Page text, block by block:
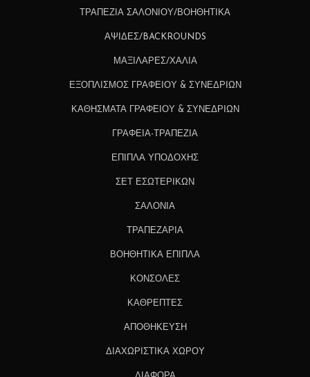
ΤΡΑΠΕΖΙΑ ΣΑΛΟΝΙΟΥ/ΒΟΗΘΗΤΙΚΑ
ΑΨΙΔΕΣ/BACKROUNDS
ΜΑΞΙΛΑΡΕΣ/ΧΑΛΙΑ
ΕΞΟΠΛΙΣΜΟΣ ΓΡΑΦΕΙΟΥ & ΣΥΝΕΔΡΙΩΝ
ΚΑΘΗΣΜΑΤΑ ΓΡΑΦΕΙΟΥ & ΣΥΝΕΔΡΙΩΝ
ΓΡΑΦΕΙΑ-ΤΡΑΠΕΖΙΑ
ΕΠΙΠΛΑ ΥΠΟΔΟΧΗΣ
ΣΕΤ ΕΣΩΤΕΡΙΚΩΝ
ΣΑΛΟΝΙΑ
ΤΡΑΠΕΖΑΡΙΑ
ΒΟΗΘΗΤΙΚΑ ΕΠΙΠΛΑ
ΚΟΝΣΟΛΕΣ
ΚΑΘΡΕΠΤΕΣ
ΑΠΟΘΗΚΕΥΣΗ
ΔΙΑΧΩΡΙΣΤΙΚΑ ΧΩΡΟΥ